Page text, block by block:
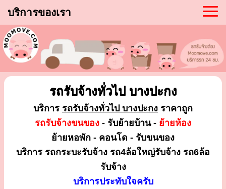
บริการของเรา
รถรับจ้างทั่วไป บางปะกง
บริการ รถรับจ้างทั่วไป บางปะกง ราคาถูก
รถรับจ้างขนของ - รับย้ายบ้าน - ย้ายห้อง
ย้ายหอพัก - คอนโด - รับขนของ
บริการ รถกระบะรับจ้าง รถ4ล้อใหญ่รับจ้าง รถ6ล้อ
รับจ้าง
บริการประทับใจครับ